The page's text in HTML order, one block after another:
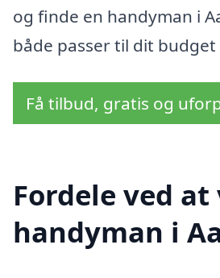
og finde en handyman i
både passer til dit
Få tilbud, gratis og
Fordele ved
handyman i